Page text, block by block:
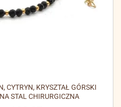
CYTRYN, KRYSZTAŁ GÓRSKI
STAL CHIRURGICZNA